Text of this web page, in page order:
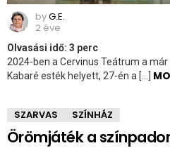
byG.E.
2 éve
Olvasási idő: 3 perc
2024-ben a Cervinus Teátrum a
Kabaré esték helyett, 27-én a […]
SZARVAS SZÍNHÁZ
Örömjáték a